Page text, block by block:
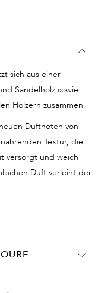
sich aus einer
Sandelholz sowie
Hölzern zusammen.
Duftnoten von
Textur, die
versorgt und weich
Duft verleiht,der